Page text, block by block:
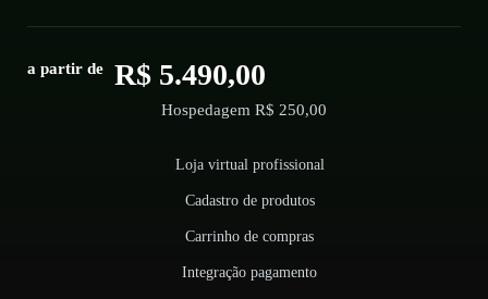
a partir de R$ 5.490,00
Hospedagem R$ 250,00
Loja virtual profissional
Cadastro de produtos
Carrinho de compras
Integração pagamento